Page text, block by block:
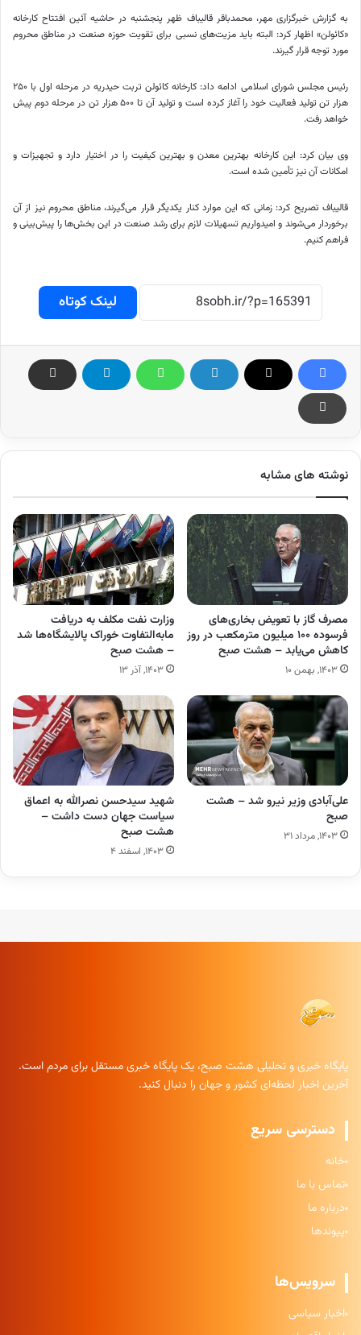
به گزارش خبرگزاری مهر، محمدباقر قالیباف ظهر پنجشنبه در حاشیه آئین افتتاح کارخانه
«کائولن» اظهار کرد: البته باید مزیت‌های نسبی برای تقویت حوزه صنعت در مناطق محروم
مورد توجه قرار گیرند.
رئیس مجلس شورای اسلامی ادامه داد: کارخانه کائولن
تربت حیدریه در مرحله اول با ۲۵۰
هزار تن تولید فعالیت خود را آغاز کرده است و تولید آن تا ۵۰۰ هزار تن در
مرحله دوم پیش
خواهد رفت.
وی بیان کرد: این کارخانه بهترین معدن و بهترین کیفیت را در اختیار دارد و تجهیزات و
امکانات آن نیز تأمین شده است.
قالیباف تصریح کرد: زمانی که این موارد کنار یکدیگر قرار می‌گیرند، مناطق محروم نیز از آن
برخوردار می‌شوند و امیدواریم تسهیلات لازم برای رشد صنعت در این بخش‌ها را پیش‌بینی و
فراهم کنیم.
لینک کوتاه
نوشته های مشابه
مصرف گاز با تعویض بخاری‌های
فرسوده ۱۰۰ میلیون مترمکعب در روز
کاهش می‌یابد – هشت صبح
۱۴۰۳, بهمن ۱۰
وزارت نفت مکلف به دریافت
مابه‌التفاوت خوراک پالایشگاه‌ها شد
– هشت صبح
۱۴۰۳, آذر ۱۳
علی‌آبادی وزیر نیرو شد – هشت
صبح
۱۴۰۳, مرداد ۳۱
شهید سیدحسن نصرالله به اعماق
سیاست جهان دست داشت –
هشت صبح
۱۴۰۳, اسفند ۴
پایگاه خبری و تحلیلی هشت صبح، یک پایگاه خبری مستقل برای مردم است.
آخرین اخبار لحظه‌ای کشور و جهان را دنبال کنید.
دسترسی سریع
خانه
تماس با ما
درباره ما
پیوندها
سرویس‌ها
اخبار سیاسی